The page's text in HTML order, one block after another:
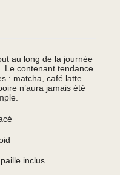
au long de la journée
Le contenant tendance
: matcha, café latte…
n’aura jamais été
inclus